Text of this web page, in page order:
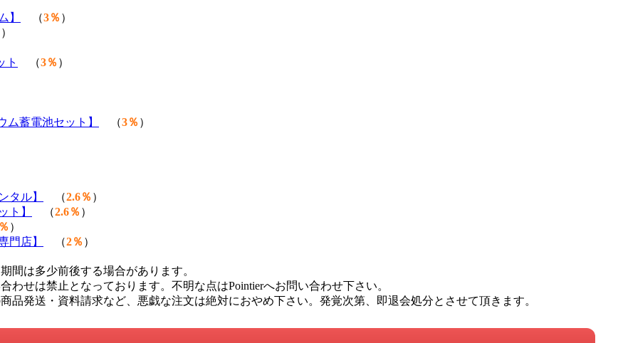
】 （3％ ）
）
ト
（3％ ）
ム蓄電池セット】
（3％ ）
タル】
（2.6％ ）
ト】
（2.6％ ）
）
門店】
（2％ ）
間は多少前後する場合があります。
わせは禁止となっております。不明な点はPointierへお問い合わせ下さい。
品発送・資料請求など、悪戯な注文は絶対におやめ下さい。発覚次第、即退会処分とさせて頂きます。